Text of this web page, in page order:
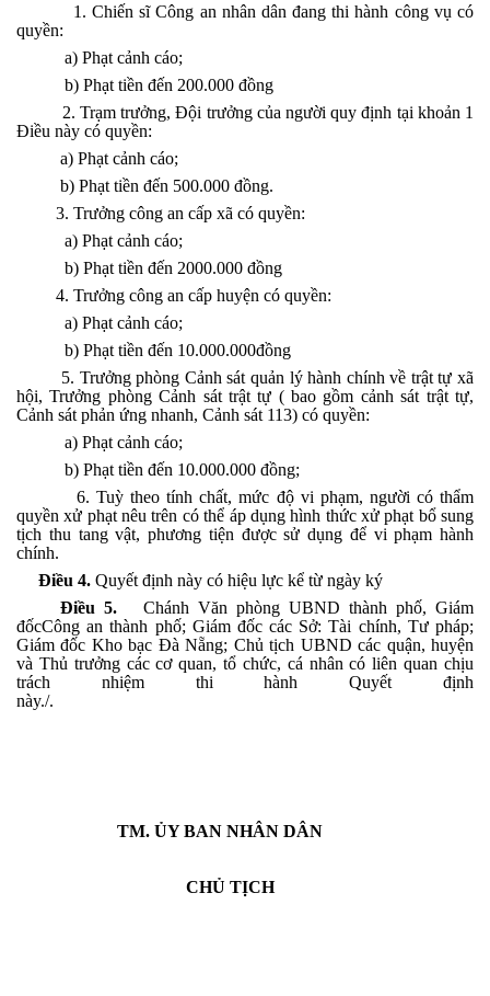
1. Chiến sĩ Công an nhân dân đang thi hành công vụ có
quyền:
a) Phạt cảnh cáo;
b) Phạt tiền đến 200.000 đồng
2. Trạm trưởng, Đội trưởng của người quy định tại khoản 1
Điều này có quyền:
a) Phạt cảnh cáo;
b) Phạt tiền đến 500.000 đồng.
3. Trưởng công an cấp xã có quyền:
a) Phạt cảnh cáo;
b) Phạt tiền đến 2000.000 đồng
4. Trưởng công an cấp huyện có quyền:
a) Phạt cảnh cáo;
b) Phạt tiền đến 10.000.000đồng
5. Trưởng phòng Cảnh sát quản lý hành chính về trật tự xã
hội, Trưởng phòng Cảnh sát trật tự ( bao gồm cảnh sát trật tự,
Cảnh sát phản ứng nhanh, Cảnh sát 113) có quyền:
a) Phạt cảnh cáo;
b) Phạt tiền đến 10.000.000 đồng;
6. Tuỳ theo tính chất, mức độ vi phạm, người có thẩm
quyền xử phạt nêu trên có thể áp dụng hình thức xử phạt bổ sung
tịch thu tang vật, phương tiện được sử dụng để vi phạm hành
chính.
Điều 4. Quyết định này có hiệu lực kể từ ngày ký
Điều 5. Chánh Văn phòng UBND thành phố, Giám
đốcCông an thành phố; Giám đốc các Sở: Tài chính, Tư pháp;
Giám đốc Kho bạc Đà Nẵng; Chủ tịch UBND các quận, huyện
và Thủ trưởng các cơ quan, tổ chức, cá nhân có liên quan chịu
trách nhiệm thi hành Quyết định
này./.
TM. ỦY BAN NHÂN DÂN
CHỦ TỊCH